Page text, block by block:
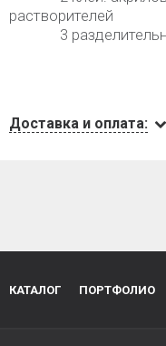
растворителей
3
Доставка и оплата:
КАТАЛОГ ПОРТФОЛИО